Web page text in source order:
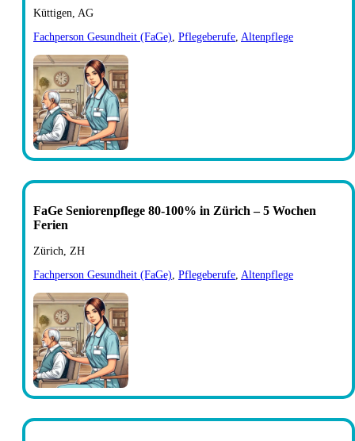
Küttigen, AG
Fachperson Gesundheit (FaGe), Pflegeberufe, Altenpflege
FaGe Seniorenpflege 80-100% in Zürich – 5 Wochen
Ferien
Zürich, ZH
Fachperson Gesundheit (FaGe), Pflegeberufe, Altenpflege